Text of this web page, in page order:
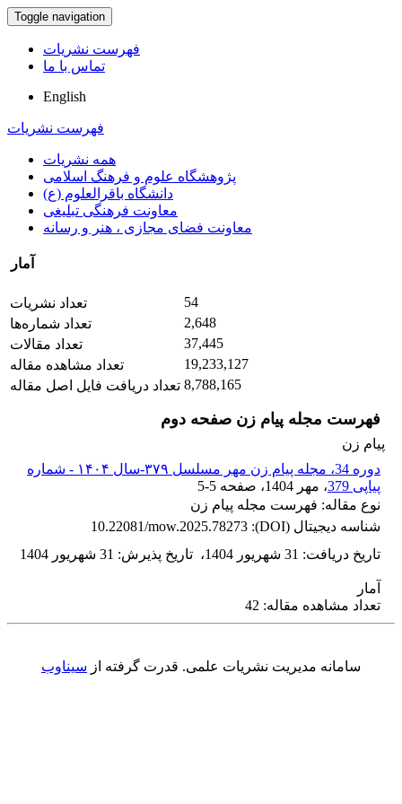
Toggle navigation
فهرست نشریات
تماس با ما
English
فهرست نشریات
همه نشریات
پژوهشگاه علوم و فرهنگ اسلامی
دانشگاه باقرالعلوم (ع)
معاونت فرهنگی تبلیغی
معاونت فضای مجازی ، هنر و رسانه
آمار
تعداد نشریات
54
تعداد شماره‌ها
2,648
تعداد مقالات
37,445
تعداد مشاهده مقاله
19,233,127
تعداد دریافت فایل اصل مقاله 8,788,165
فهرست مجله پیام زن صفحه دوم
پیام زن
دوره 34، مجله پیام زن مهر مسلسل ۳۷۹-سال ۱۴۰۴ - شماره
پیاپی 379
، مهر 1404 ، صفحه 5-5
نوع مقاله: فهرست مجله پیام زن
شناسه دیجیتال (DOI):
10.22081/mow.2025.78273
تاریخ دریافت: 31 شهریور 1404 ، تاریخ پذیرش: 31 شهریور 1404
آمار
تعداد مشاهده مقاله: 42
سامانه مدیریت نشریات علمی. قدرت گرفته از سیناوب